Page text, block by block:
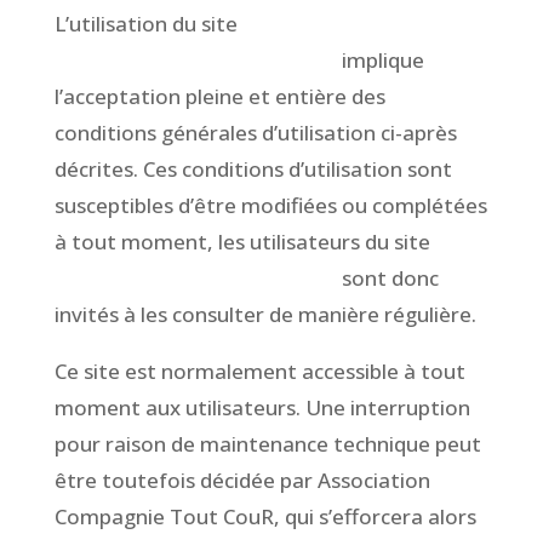
L’utilisation du site
implique
l’acceptation pleine et entière des
conditions générales d’utilisation ci-après
décrites. Ces conditions d’utilisation sont
susceptibles d’être modifiées ou complétées
à tout moment, les utilisateurs du site
sont donc
invités à les consulter de manière régulière.
Ce site est normalement accessible à tout
moment aux utilisateurs. Une interruption
pour raison de maintenance technique peut
être toutefois décidée par Association
Compagnie Tout CouR, qui s’efforcera alors